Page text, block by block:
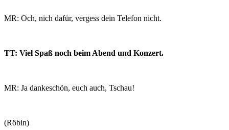
MR: Och, nich dafür, vergess dein Telefon nicht.
TT: Viel Spaß noch beim Abend und Konzert.
MR: Ja dankeschön, euch auch, Tschau!
(Röbin)